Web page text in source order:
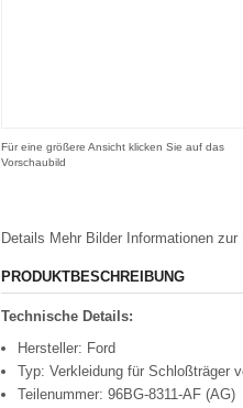
Für eine größere Ansicht klicken Sie auf das
Vorschaubild
Details Mehr Bilder Informationen
PRODUKTBESCHREIBUNG
Technische Details:
Hersteller: Ford
Typ: Verkleidung für Schloßträger
Teilenummer: 96BG-8311-AF (AG)